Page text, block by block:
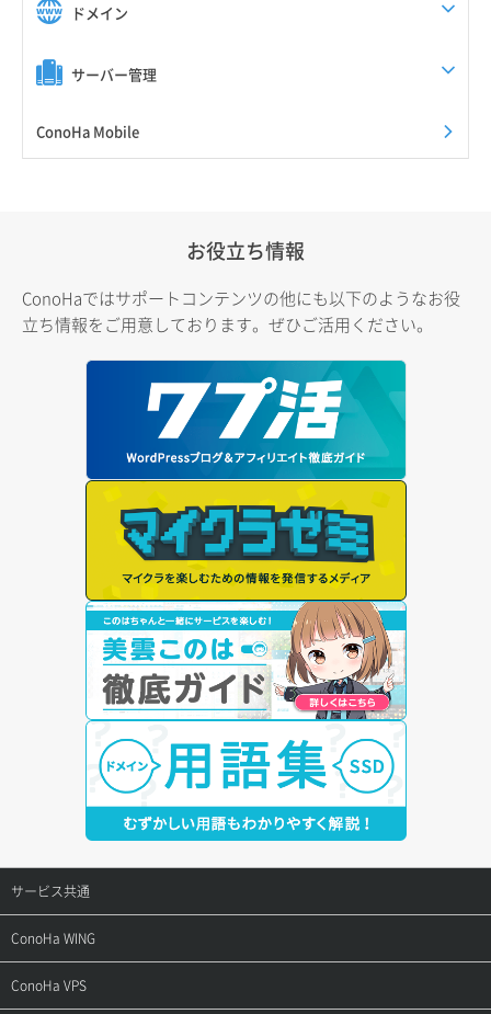
ドメイン
サーバー管理
ConoHa Mobile
お役立ち情報
ConoHaではサポートコンテンツの他にも以下のようなお役
立ち情報をご用意しております。ぜひご活用ください。
サービス共通
サポートトップ
ご契約・お支払い
ConoHa WING
サポートトップ
ConoHa VPS